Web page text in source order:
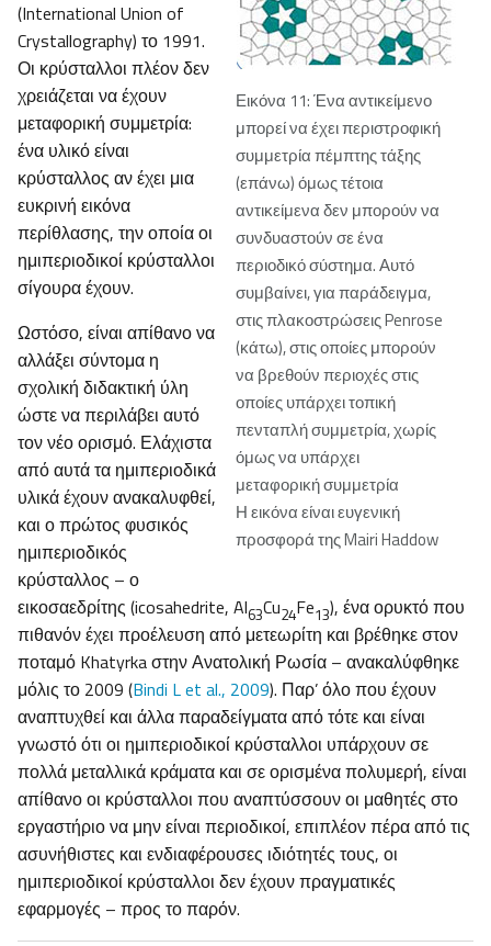
Εικόνα 11: Ένα αντικείμενο
μπορεί να έχει περιστροφική
συμμετρία πέμπτης τάξης
(επάνω) όμως τέτοια
αντικείμενα δεν μπορούν να
συνδυαστούν σε ένα
περιοδικό σύστημα. Αυτό
συμβαίνει, για παράδειγμα,
στις πλακοστρώσεις Penrose
(κάτω), στις οποίες μπορούν
να βρεθούν περιοχές στις
οποίες υπάρχει τοπική
πενταπλή συμμετρία, χωρίς
όμως να υπάρχει
μεταφορική συμμετρία
Η εικόνα είναι ευγενική
προσφορά της Mairi Haddow
(International Union of
Crystallography) το 1991.
Οι κρύσταλλοι πλέον δεν
χρειάζεται να έχουν
μεταφορική συμμετρία:
ένα υλικό είναι
κρύσταλλος αν έχει μια
ευκρινή εικόνα
περίθλασης, την οποία οι
ημιπεριοδικοί κρύσταλλοι
σίγουρα έχουν.
Ωστόσο, είναι απίθανο να
αλλάξει σύντομα η
σχολική διδακτική ύλη
ώστε να περιλάβει αυτό
τον νέο ορισμό. Ελάχιστα
από αυτά τα ημιπεριοδικά
υλικά έχουν ανακαλυφθεί,
και ο πρώτος φυσικός
ημιπεριοδικός
κρύσταλλος – ο
εικοσαεδρίτης (icosahedrite, Al63Cu24Fe13), ένα ορυκτό που
πιθανόν έχει προέλευση από μετεωρίτη και βρέθηκε στον
ποταμό Khatyrka στην Ανατολική Ρωσία – ανακαλύφθηκε
μόλις το 2009 (Bindi L et al., 2009). Παρ’ όλο που έχουν
αναπτυχθεί και άλλα παραδείγματα από τότε και είναι
γνωστό ότι οι ημιπεριοδικοί κρύσταλλοι υπάρχουν σε
πολλά μεταλλικά κράματα και σε ορισμένα πολυμερή, είναι
απίθανο οι κρύσταλλοι που αναπτύσσουν οι μαθητές στο
εργαστήριο να μην είναι περιοδικοί, επιπλέον πέρα από τις
ασυνήθιστες και ενδιαφέρουσες ιδιότητές τους, οι
ημιπεριοδικοί κρύσταλλοι δεν έχουν πραγματικές
εφαρμογές – προς το παρόν.